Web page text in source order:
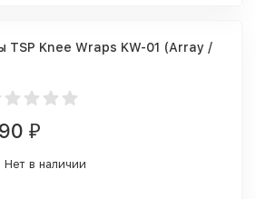
TSP Knee Wraps KW-01 (Array /
₽
Нет в наличии